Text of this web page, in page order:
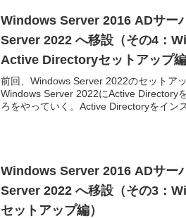
Windows Server 2016 ADサー
Server 2022 へ移設（その4：
Active Directoryセットアップ編
前回、Windows Server 2022のセットア
Windows Server 2022にActive Directory
ろをやっていく。Active Directoryをイン
Windows Server 2016 ADサー
Server 2022 へ移設（その3：
セットアップ編）